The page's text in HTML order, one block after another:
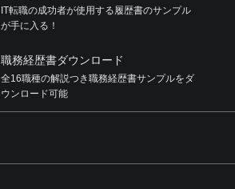
IT転職の成功者が使用する履歴書のサンプル
が手に入る！
職務経歴書ダウンロード
全16職種の解説つき職務経歴書サンプルをダ
ウンロード可能